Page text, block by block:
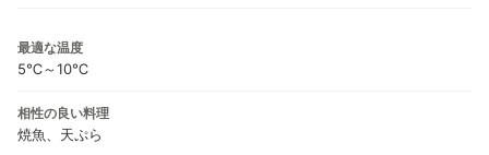
最適な温度
5℃～10℃
相性の良い料理
焼魚、天ぷら